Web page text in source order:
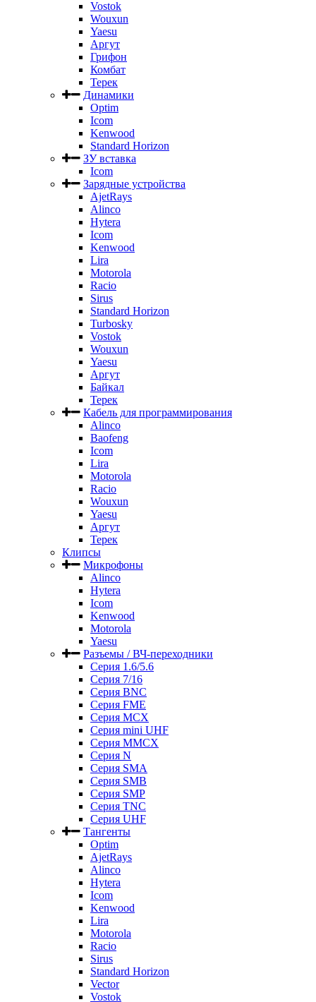
Vostok
Wouxun
Yaesu
Аргут
Грифон
Комбат
Терек
Динамики
Optim
Icom
Kenwood
Standard Horizon
ЗУ вставка
Icom
Зарядные устройства
AjetRays
Alinco
Hytera
Icom
Kenwood
Lira
Motorola
Racio
Sirus
Standard Horizon
Turbosky
Vostok
Wouxun
Yaesu
Аргут
Байкал
Терек
Кабель для программирования
Alinco
Baofeng
Icom
Lira
Motorola
Racio
Wouxun
Yaesu
Аргут
Терек
Клипсы
Микрофоны
Alinco
Hytera
Icom
Kenwood
Motorola
Yaesu
Разъемы / ВЧ-переходники
Серия 1.6/5.6
Серия 7/16
Серия BNC
Серия FME
Серия MCX
Серия mini UHF
Серия MMCX
Серия N
Серия SMA
Серия SMB
Серия SMP
Серия TNC
Серия UHF
Тангенты
Optim
AjetRays
Alinco
Hytera
Icom
Kenwood
Lira
Motorola
Racio
Sirus
Standard Horizon
Vector
Vostok